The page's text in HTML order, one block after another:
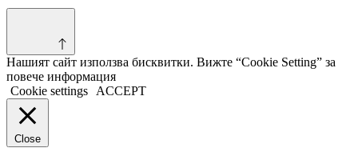
Нашият сайт използва бисквитки. Вижте “Cookie Setting” за
повече информация
Cookie settings
ACCEPT
Close